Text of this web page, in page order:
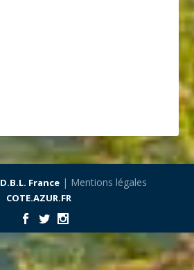
D.B.L. France| Mentions légales
COTE.AZUR.FR